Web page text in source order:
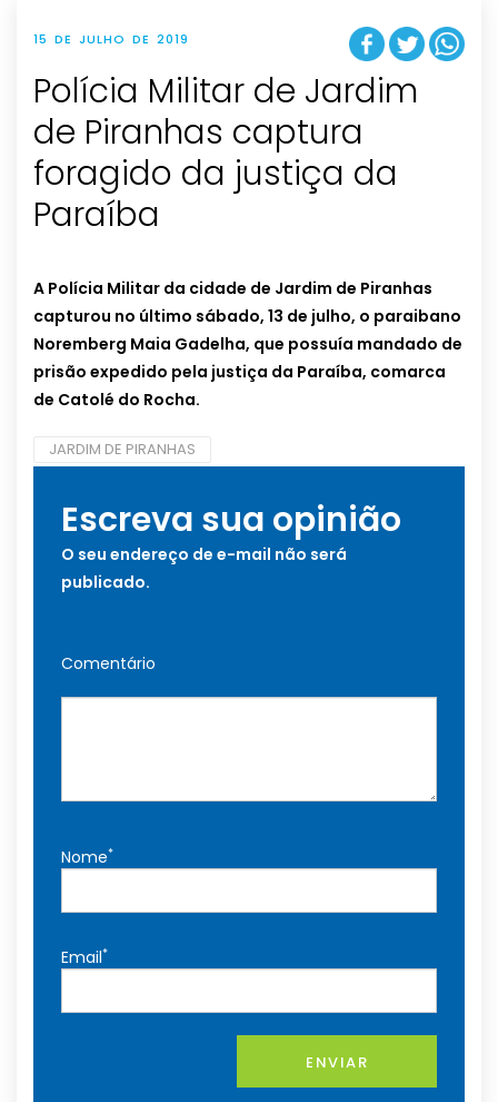
15 DE JULHO DE 2019
Polícia Militar de Jardim
de Piranhas captura
foragido da justiça da
Paraíba
A Polícia Militar da cidade de Jardim de Piranhas
capturou no último sábado, 13 de julho, o paraibano
Noremberg Maia Gadelha, que possuía mandado de
prisão expedido pela justiça da Paraíba, comarca
de Catolé do Rocha.
JARDIM DE PIRANHAS
Escreva sua opinião
O seu endereço de e-mail não será
publicado.
Comentário
Nome*
Email*
ENVIAR